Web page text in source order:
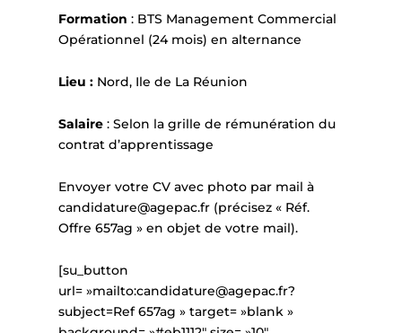
Formation : BTS Management Commercial
Opérationnel (24 mois) en alternance
Lieu :Nord, Ile de La Réunion
Salaire: Selon la grille de rémunération du
contrat d’apprentissage
Envoyer votre CV avec photo par mail à
candidature@agepac.fr (précisez « Réf.
Offre 657ag » en objet de votre mail).
[su_button
url= »mailto:candidature@agepac.fr?
subject=Ref 657ag » target= »blank »